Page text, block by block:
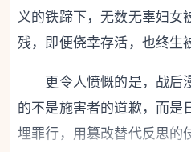
义的铁蹄下，无数无辜妇女
残，即便侥幸存活，也终生
更令人愤慨的是，战后
的不是施害者的道歉，而是
埋罪行，用篡改替代反思的